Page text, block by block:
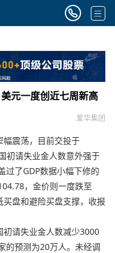
元一度创近七周新高
爱华集团
幅震荡，目前交投于
初请失业金人数意外强于
过了GDP数据小幅下修的
，金价则一度跌至
盘和避险买盘支撑，收报
请失业金人数减少3000
的预测为20万人。未经调